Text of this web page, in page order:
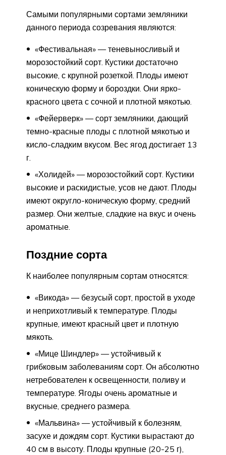
Самыми популярными сортами земляники
данного периода созревания являются:
«Фестивальная» — теневыносливый и
морозостойкий сорт. Кустики достаточно
высокие, с крупной розеткой. Плоды имеют
коническую форму и бороздки. Они ярко-
красного цвета с сочной и плотной мякотью.
«Фейерверк» — сорт земляники, дающий
темно-красные плоды с плотной мякотью и
кисло-сладким вкусом. Вес ягод достигает 13
г.
«Холидей» — морозостойкий сорт. Кустики
высокие и раскидистые, усов не дают. Плоды
имеют округло-коническую форму, средний
размер. Они желтые, сладкие на вкус и очень
ароматные.
Поздние сорта
К наиболее популярным сортам относятся:
«Викода» — безусый сорт, простой в уходе
и неприхотливый к температуре. Плоды
крупные, имеют красный цвет и плотную
мякоть.
«Мице Шиндлер» — устойчивый к
грибковым заболеваниям сорт. Он абсолютно
нетребователен к освещенности, поливу и
температуре. Ягоды очень ароматные и
вкусные, среднего размера.
«Мальвина» — устойчивый к болезням,
засухе и дождям сорт. Кустики вырастают до
40 см в высоту. Плоды крупные (20-25 г),